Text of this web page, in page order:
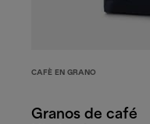
CAFÈ EN GRANO
Granos de café